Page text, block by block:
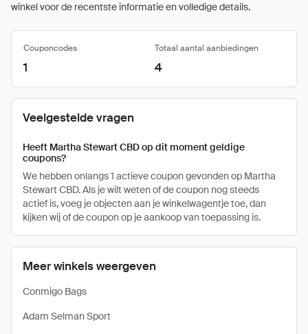
winkel voor de recentste informatie en volledige details.
Meer winkels weergeven
Conmigo Bags
Adam Selman Sport
Couponcodes Totaal aantal aanbiedingen
1 4
Veelgestelde vragen
Heeft Martha Stewart CBD op dit moment geldige
coupons?
We hebben onlangs 1 actieve coupon gevonden op Martha
Stewart CBD. Als je wilt weten of de coupon nog steeds
actief is, voeg je objecten aan je winkelwagentje toe, dan
kijken wij of de coupon op je aankoop van toepassing is.